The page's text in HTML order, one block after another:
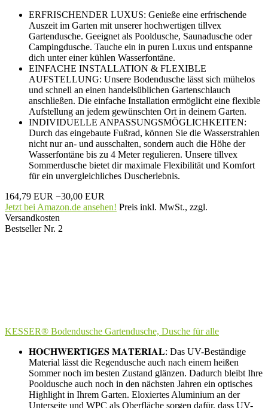
ERFRISCHENDER LUXUS: Genieße eine erfrischende
Auszeit im Garten mit unserer hochwertigen tillvex
Gartendusche. Geeignet als Pooldusche, Saunadusche oder
Campingdusche. Tauche ein in puren Luxus und entspanne
dich unter einer kühlen Wasserfontäne.
EINFACHE INSTALLATION & FLEXIBLE
AUFSTELLUNG: Unsere Bodendusche lässt sich mühelos
und schnell an einen handelsüblichen Gartenschlauch
anschließen. Die einfache Installation ermöglicht eine flexible
Aufstellung an jedem gewünschten Ort in deinem Garten.
INDIVIDUELLE ANPASSUNGSMÖGLICHKEITEN:
Durch das eingebaute Fußrad, können Sie die Wasserstrahlen
nicht nur an- und ausschalten, sondern auch die Höhe der
Wasserfontäne bis zu 4 Meter regulieren. Unsere tillvex
Sommerdusche bietet dir maximale Flexibilität und Komfort
für ein unvergleichliches Duscherlebnis.
164,79 EUR −30,00 EUR
Jetzt bei Amazon.de ansehen! Preis inkl. MwSt., zzgl.
Versandkosten
Bestseller Nr. 2
KESSER® Bodendusche Gartendusche, Dusche für alle
𝐇𝐎𝐂𝐇𝐖𝐄𝐑𝐓𝐈𝐆𝐄𝐒 𝐌𝐀𝐓𝐄𝐑𝐈𝐀𝐋: Das UV-Beständige
Material lässt die Regendusche auch nach einem heißen
Sommer noch im besten Zustand glänzen. Dadurch bleibt Ihre
Pooldusche auch noch in den nächsten Jahren ein optisches
Highlight in Ihrem Garten. Eloxiertes Aluminium an der
Unterseite und WPC als Oberfläche sorgen dafür, dass UV-